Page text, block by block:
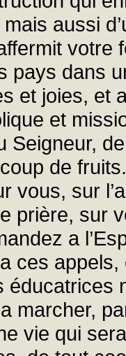
aussi
votre
pays dans
et joies, et
et
Seigneur,
de
vous, sur
prière, sur
a
ces
marcher,
vie qui